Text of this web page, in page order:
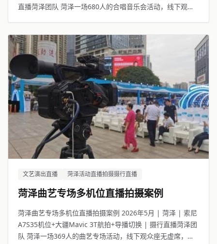
直播菏泽团队 菏泽一场680人的合唱音乐会活动，线下观众
文艺演出直播 菏泽活动直播拍摄摄行直播
菏泽曲艺专场多机位直播拍摄案例
菏泽曲艺专场多机位直播拍摄案例 2026年5月 | 菏泽 | 索尼
A7S35机位+大疆Mavic 3T航拍+导播切换 | 摄行直播菏泽团
队 菏泽一场369人的曲艺专场活动，线下观众座无虚席，线